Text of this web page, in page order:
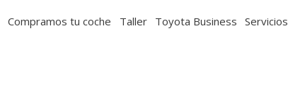
Compramos tu coche Taller Toyota Business Servicios